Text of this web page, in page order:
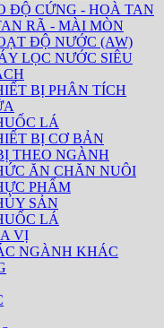
ĐỘ CỨNG - HOÀ TAN
RÃ - MÀI MÒN
ĐỘ NƯỚC (AW)
LỌC NƯỚC SIÊU
BỊ PHÂN TÍCH
LÁ
BỊ CƠ BẢN
THEO NGÀNH
ĂN CHĂN NUÔI
PHẨM
SẢN
LÁ
VỊ
NGÀNH KHÁC